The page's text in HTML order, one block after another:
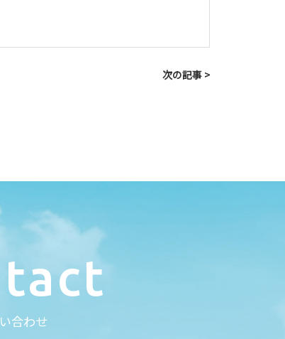
次の記事 >
tact
い合わせ